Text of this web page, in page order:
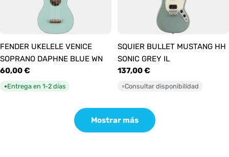
FENDER UKELELE VENICE
SOPRANO DAPHNE BLUE WN
Precio
habitual
60,00 €
●Entrega en 1-2 días
SQUIER BULLET MUSTANG HH
SONIC GREY IL
Precio
habitual
137,00 €
○Consultar disponibilidad
Mostrar más